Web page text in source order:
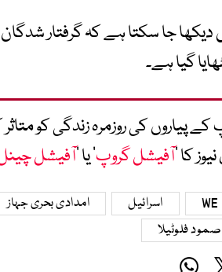
دیکھا جا سکتا ہے کہ گرفتار
گیا ہے۔
کے پیاروں کی روزمرہ زندگی کو
کا ’آفیشل گروپ‘ یا ’آفیشل
اسرائیل امدادی بحری جہاز
فلوٹیلا